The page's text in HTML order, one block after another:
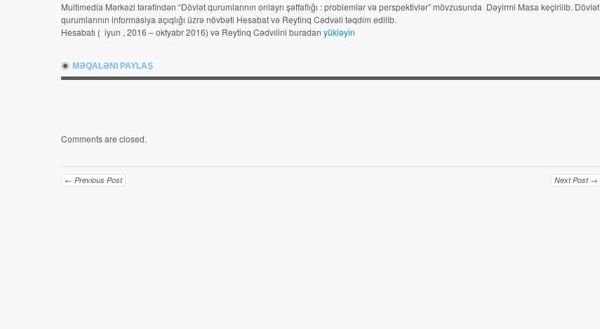
Multimedia Mərkəzi tərəfindən “Dövlət qurumlarının onlayn şəffaflığı : problemlər və perspektivlər” mövzusunda Dəyirmi Masa keçirilib. Dövlət
qurumlarının informasiya açıqlığı üzrə növbəti Hesabat və Reytinq Cədvəli təqdim edilib.
Hesabatı ( iyun , 2016 – oktyabr 2016) və Reytinq Cədvılini buradan yükləyin
MƏQALƏNI PAYLAŞ
Comments are closed.
← Previous Post Next Post →